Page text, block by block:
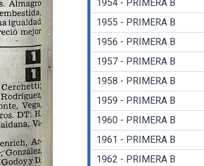
1954 - PRIMERA B
1955 - PRIMERA B
1956 - PRIMERA B
1957 - PRIMERA B
1958 - PRIMERA B
1959 - PRIMERA B
1960 - PRIMERA B
1961 - PRIMERA B
1962 - PRIMERA B